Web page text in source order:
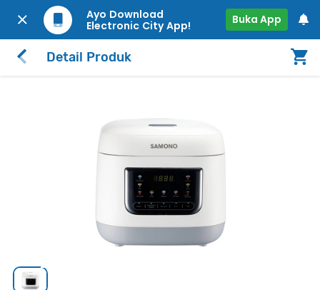
Ayo Download
Electronic City App!
Buka App
Detail Produk